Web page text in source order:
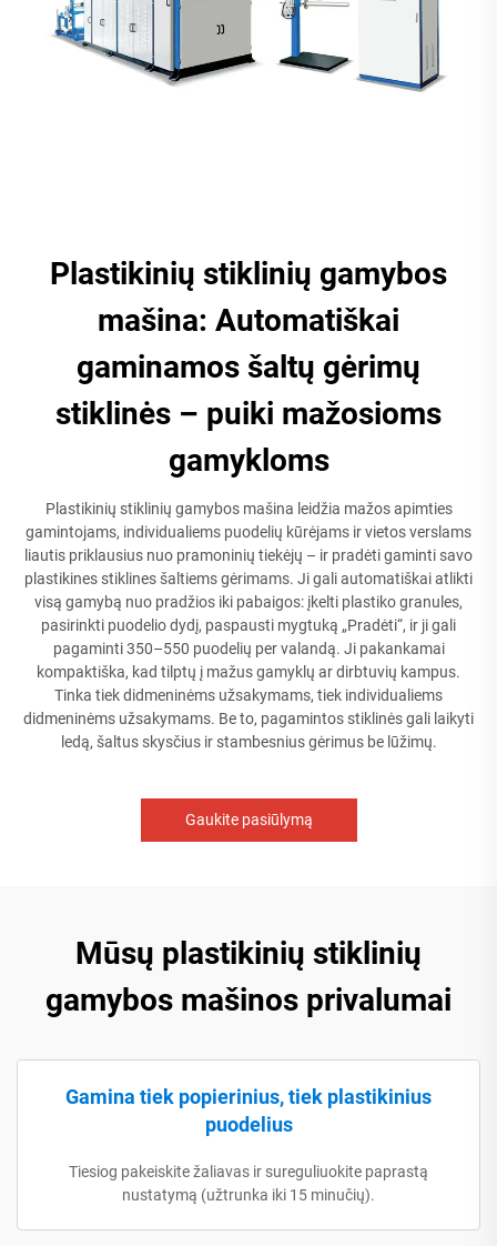
Plastikinių stiklinių gamybos
mašina: Automatiškai
gaminamos šaltų gėrimų
stiklinės – puiki mažosioms
gamykloms
Plastikinių stiklinių gamybos mašina leidžia mažos apimties
gamintojams, individualiems puodelių kūrėjams ir vietos verslams
liautis priklausius nuo pramoninių tiekėjų – ir pradėti gaminti savo
plastikines stiklines šaltiems gėrimams. Ji gali automatiškai atlikti
visą gamybą nuo pradžios iki pabaigos: įkelti plastiko granules,
pasirinkti puodelio dydį, paspausti mygtuką „Pradėti“, ir ji gali
pagaminti 350–550 puodelių per valandą. Ji pakankamai
kompaktiška, kad tilptų į mažus gamyklų ar dirbtuvių kampus.
Tinka tiek didmeninėms užsakymams, tiek individualiems
didmeninėms užsakymams. Be to, pagamintos stiklinės gali laikyti
ledą, šaltus skysčius ir stambesnius gėrimus be lūžimų.
Gaukite pasiūlymą
Mūsų plastikinių stiklinių
gamybos mašinos privalumai
Gamina tiek popierinius, tiek plastikinius
puodelius
Tiesiog pakeiskite žaliavas ir sureguliuokite paprastą
nustatymą (užtrunka iki 15 minučių).